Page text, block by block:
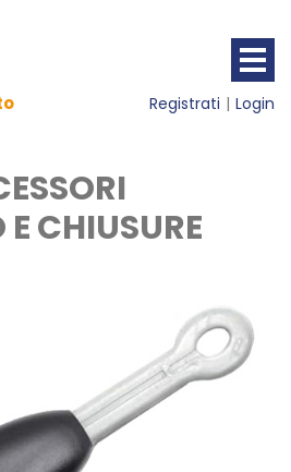
Registrati Login
CHIUSURE